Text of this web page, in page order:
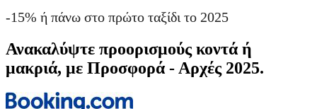
-15% ή πάνω στο πρώτο ταξίδι το 2025
Ανακαλύψτε προορισμούς κοντά ή
μακριά, με Προσφορά - Αρχές 2025.